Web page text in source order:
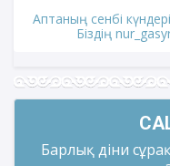
Аптаның сенбі
Біздің
Барлық діни